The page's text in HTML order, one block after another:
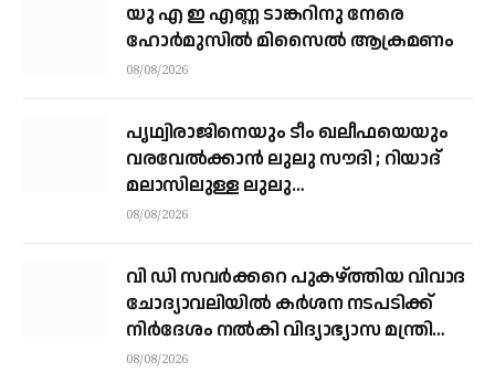
യു എ ഇ എണ്ണ ടാങ്കറിനു നേരെ
ഹോര്‍മുസില്‍ മിസൈല്‍ ആക്രമണം
08/08/2026
പൃഥ്വിരാജിനെയും ടീം ഖലീഫയെയും
വരവേല്‍ക്കാന്‍ ലുലു സൗദി ; റിയാദ്
മലാസിലുള്ള ലുലു
ഹൈപ്പര്‍മാര്‍ക്കറ്റിലാണ് സംഘം
08/08/2026
വി ഡി സവര്‍ക്കറെ പുകഴ്ത്തിയ വിവാദ
ചോദ്യാവലിയില്‍ കര്‍ശന നടപടിക്ക്
നിര്‍ദേശം നല്‍കി വിദ്യാഭ്യാസ മന്ത്രി
എന്‍ ഷംസുദ്ദീന്‍
08/08/2026